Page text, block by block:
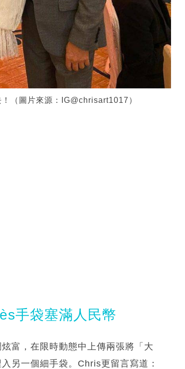
（圖片來源：IG@chrisart1017）
手袋塞滿人民幣
富，在限時動態中上傳兩張將「大
另一個細手袋。Chris更留言寫道：